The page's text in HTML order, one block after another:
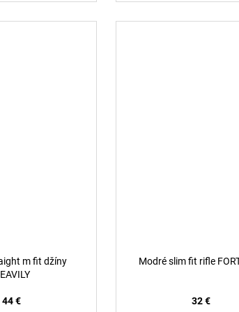
m fit džíny
44 €
Modré slim fit rifle
32 €